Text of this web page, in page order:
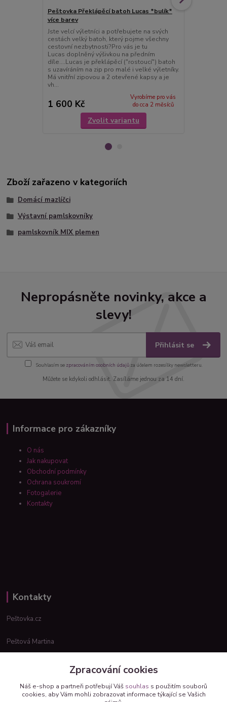
Peštovka Překlápěcí batoh Lucas *bulík*
více barev
Jste velcí výletníci a potřebujete na svých
cestách velký batoh, který pojme všechny
cestovní nezbytnosti?Pro vás je tu
Lucas doplněný výšivkou na předním
díle....Lucas je překlápěcí ("rostoucí") batoh
s uzavíráním na zip pro malé i velké výletníky.
Má vnitřní zipovou a 2 otevřené kapsy a je
vh...
1 600 Kč
Vyrobíme pro vás
do cca 2 měsíců
Zvolit variantu
Zboží zařazeno v kategoriích
Domácí mazlíčci
Výstavní pamlskovníky
pamlskovník MIX plemen
Nepropásněte novinky, akce a
slevy!
Přihlásit se
Souhlasím se zpracováním osobních údajůza účelem rozesílky newsletteru.
Můžete se kdykoli odhlásit. Zasíláme jednou za 14 dní.
Informace pro zákazníky
O nás
Jak nakupovat
Obchodní podmínky
Ochrana soukromí
Fotogalerie
Kontakty
Kontakty
Peštovka.cz
Peštová Martina
Zpracování cookies
Náš e-shop a partneři potřebují Váš souhlas s použitím souborů
cookies, aby Vám mohli zobrazovat informace týkající se Vašich